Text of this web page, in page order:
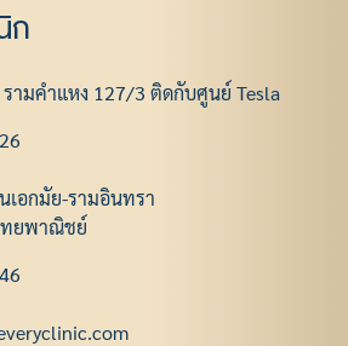
ก
ามคําแหง 127/3 ติดกับศูนย์ Tesla
เอกมัย-รามอินทรา
ทยพาณิชย์